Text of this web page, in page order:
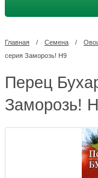
Главная / Семена /
серия Заморозь! Н9
Перец
Заморозь!